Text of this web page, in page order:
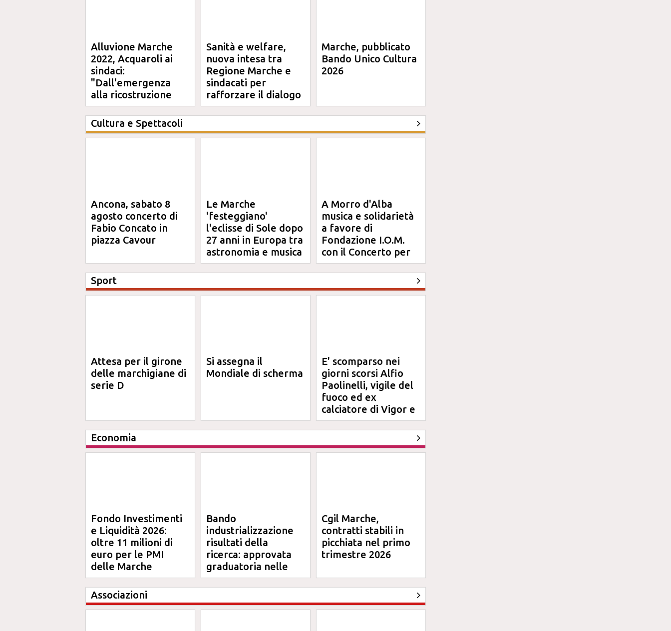
Alluvione Marche
2022, Acquaroli ai
sindaci:
"Dall'emergenza
alla ricostruzione
definitiva"
Sanità e welfare,
nuova intesa tra
Regione Marche e
sindacati per
rafforzare il dialogo
Marche, pubblicato
Bando Unico Cultura
2026
Cultura e Spettacoli
Ancona, sabato 8
agosto concerto di
Fabio Concato in
piazza Cavour
Le Marche
'festeggiano'
l'eclisse di Sole dopo
27 anni in Europa tra
astronomia e musica
A Morro d'Alba
musica e solidarietà
a favore di
Fondazione I.O.M.
con il Concerto per
Anna
Sport
Attesa per il girone
delle marchigiane di
serie D
Si assegna il
Mondiale di scherma
E' scomparso nei
giorni scorsi Alfio
Paolinelli, vigile del
fuoco ed ex
calciatore di Vigor e
Jesina
Economia
Fondo Investimenti
e Liquidità 2026:
oltre 11 milioni di
euro per le PMI
delle Marche
Bando
industrializzazione
risultati della
ricerca: approvata
graduatoria nelle
Marche
Cgil Marche,
contratti stabili in
picchiata nel primo
trimestre 2026
Associazioni